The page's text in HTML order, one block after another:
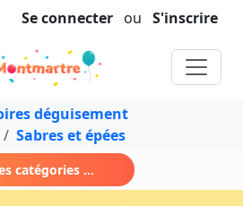
Se connecter ou S'inscrire
déguisement
Sabres et épées
catégories ...